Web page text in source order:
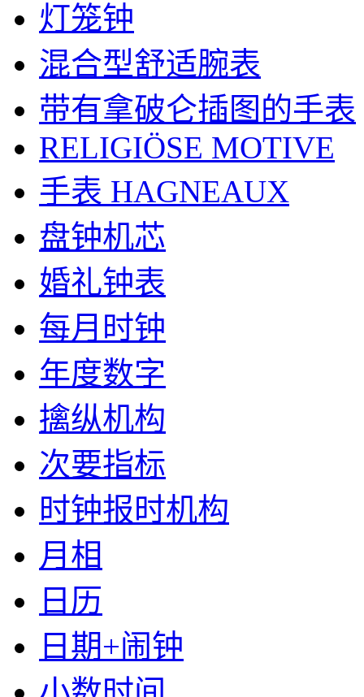
灯笼钟
混合型舒适腕表
带有拿破仑插图的手表
RELIGIÖSE MOTIVE
手表 HAGNEAUX
盘钟机芯
婚礼钟表
每月时钟
年度数字
擒纵机构
次要指标
时钟报时机构
月相
日历
日期+闹钟